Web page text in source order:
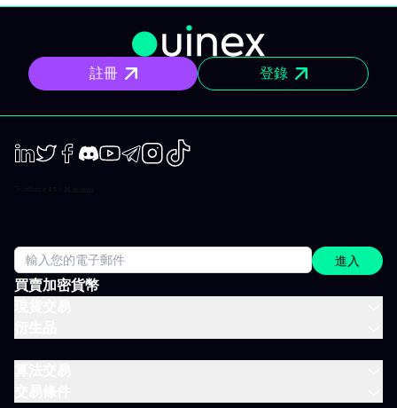
訊、閱讀後，立即知道該注意什麼、關注理由為何。無須在資訊流
裏擔心雜亂、沒有多餘填充內容。 專門為想積極投資，但有工作、
有生活、沒辦法一整天盯著屏幕的人設計。 你會收到什麼？ 精準的
市場訊息 明確情境與重要點位，讓你一眼聚焦，不會分心。 明確規
劃 操作架構預先設好：需關注區域、預設劇本與失效臨界點。市場
開盤不再摸索，你已經有備而來。 短／中期簡報 行情動盪時把握波
場回顧 以資金流、流動性、投資人行為為依據，不是預設臆測、更
非外界雜音。 IVLite 典型一天 簡單舉例，一天會收到什麼： 07:45
晨間簡報 盤前訂下今日基調。 09:12 今日規劃，CAC 40 確定關鍵
位、預設劇本、以及無效點。 14:30 中期簡報，黃金 趨勢形成時，
註冊 登錄
買賣加密貨幣
Telegram
Instagram
進入